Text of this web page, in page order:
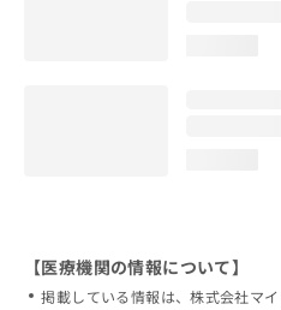
【医療機関の情報について】
掲載している情報は、株式会社マ